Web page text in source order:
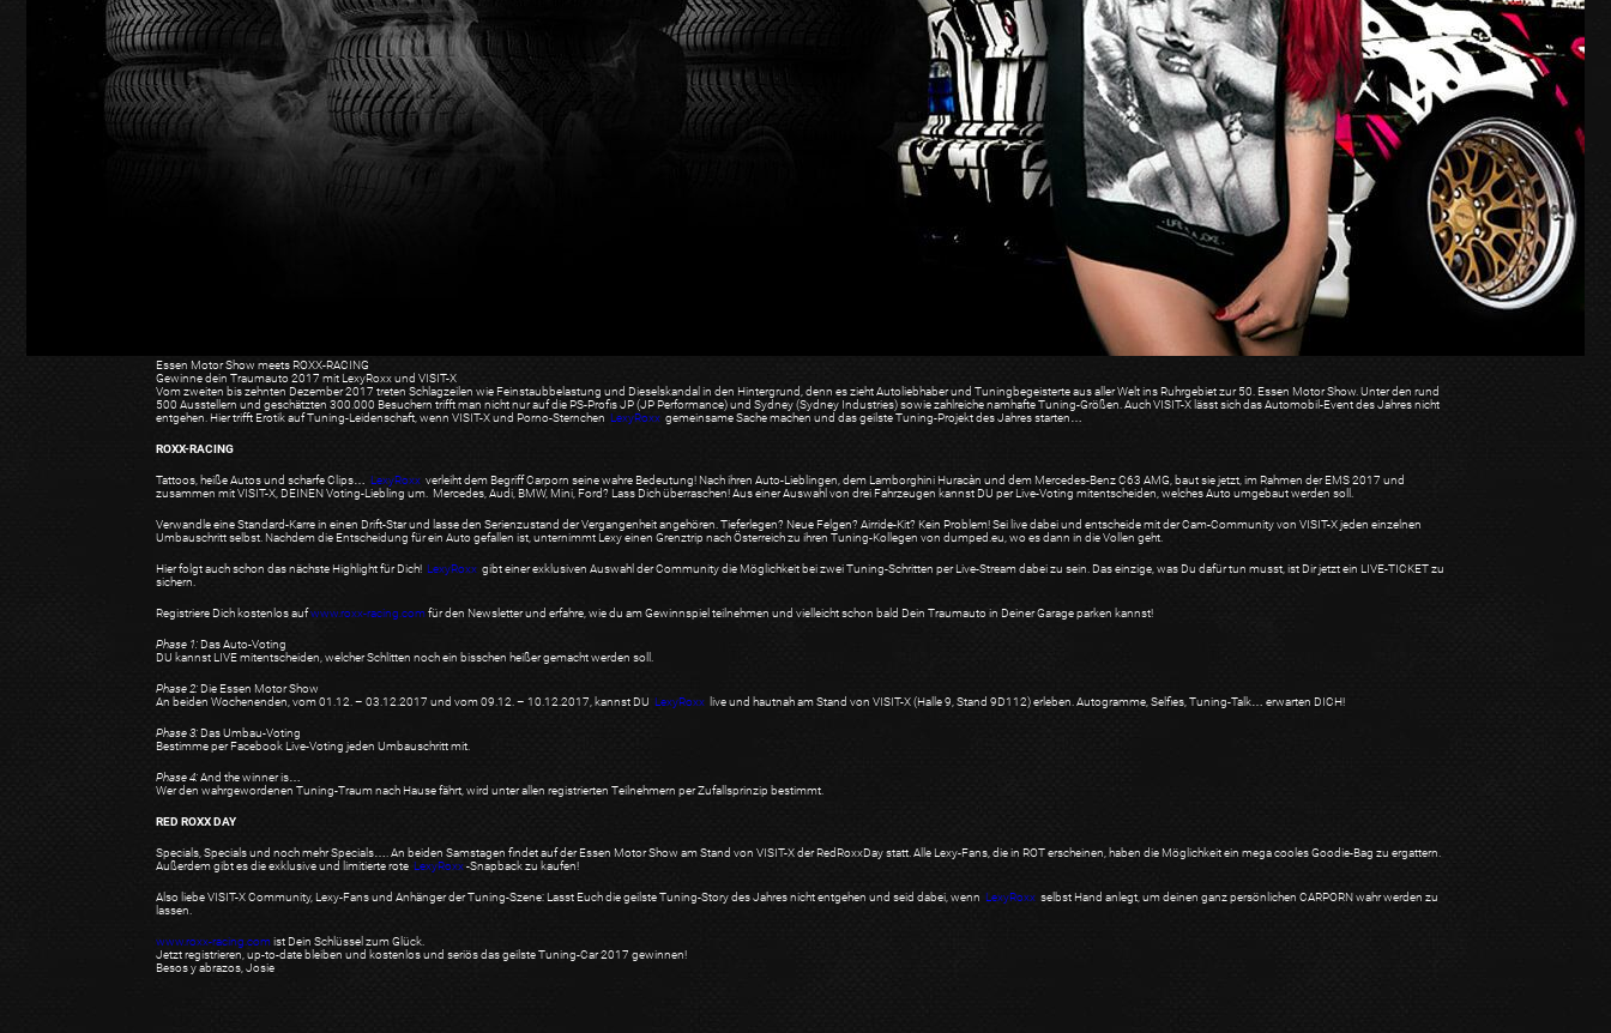
Essen Motor Show meets ROXX-RACING
Gewinne dein Traumauto 2017 mit LexyRoxx und VISIT-X
Vom zweiten bis zehnten Dezember 2017 treten Schlagzeilen wie Feinstaubbelastung und Dieselskandal in den Hintergrund, denn es zieht Autoliebhaber und Tuningbegeisterte aus aller Welt ins Ruhrgebiet zur 50. Essen Motor Show. Unter den rund
500 Ausstellern und geschätzten 300.000 Besuchern trifft man nicht nur auf die PS-Profis JP (JP Performance) und Sydney (Sydney Industries) sowie zahlreiche namhafte Tuning-Größen. Auch VISIT-X lässt sich das Automobil-Event des Jahres nicht
entgehen. Hier trifft Erotik auf Tuning-Leidenschaft, wenn VISIT-X und Porno-Sternchen LexyRoxx gemeinsame Sache machen und das geilste Tuning-Projekt des Jahres starten…
ROXX-RACING
Tattoos, heiße Autos und scharfe Clips… LexyRoxx verleiht dem Begriff Carporn seine wahre Bedeutung! Nach ihren Auto-Lieblingen, dem Lamborghini Huracàn und dem Mercedes-Benz C63 AMG, baut sie jetzt, im Rahmen der EMS 2017 und
zusammen mit VISIT-X, DEINEN Voting-Liebling um. Mercedes, Audi, BMW, Mini, Ford? Lass Dich überraschen! Aus einer Auswahl von drei Fahrzeugen kannst DU per Live-Voting mitentscheiden, welches Auto umgebaut werden soll.
Verwandle eine Standard-Karre in einen Drift-Star und lasse den Serienzustand der Vergangenheit angehören. Tieferlegen? Neue Felgen? Airride-Kit? Kein Problem! Sei live dabei und entscheide mit der Cam-Community von VISIT-X jeden einzelnen
Umbauschritt selbst. Nachdem die Entscheidung für ein Auto gefallen ist, unternimmt Lexy einen Grenztrip nach Österreich zu ihren Tuning-Kollegen von dumped.eu, wo es dann in die Vollen geht.
Hier folgt auch schon das nächste Highlight für Dich! LexyRoxx gibt einer exklusiven Auswahl der Community die Möglichkeit bei zwei Tuning-Schritten per Live-Stream dabei zu sein. Das einzige, was Du dafür tun musst, ist Dir jetzt ein LIVE-TICKET zu
sichern.
Registriere Dich kostenlos aufwww.roxx-racing.comfür den Newsletter und erfahre, wie du am Gewinnspiel teilnehmen und vielleicht schon bald Dein Traumauto in Deiner Garage parken kannst!
Phase 1: Das Auto-Voting
DU kannst LIVE mitentscheiden, welcher Schlitten noch ein bisschen heißer gemacht werden soll.
Phase 2: Die Essen Motor Show
An beiden Wochenenden, vom 01.12. – 03.12.2017 und vom 09.12. – 10.12.2017, kannst DU LexyRoxx live und hautnah am Stand von VISIT-X (Halle 9, Stand 9D112) erleben. Autogramme, Selfies, Tuning-Talk… erwarten DICH!
Phase 3: Das Umbau-Voting
Bestimme per Facebook Live-Voting jeden Umbauschritt mit.
Phase 4:And the winner is…
Wer den wahrgewordenen Tuning-Traum nach Hause fährt, wird unter allen registrierten Teilnehmern per Zufallsprinzip bestimmt.
RED ROXX DAY
Specials, Specials und noch mehr Specials…. An beiden Samstagen findet auf der Essen Motor Show am Stand von VISIT-X der RedRoxxDay statt. Alle Lexy-Fans, die in ROT erscheinen, haben die Möglichkeit ein mega cooles Goodie-Bag zu ergattern.
Außerdem gibt es die exklusive und limitierte rote LexyRoxx-Snapback zu kaufen!
Also liebe VISIT-X Community, Lexy-Fans und Anhänger der Tuning-Szene: Lasst Euch die geilste Tuning-Story des Jahres nicht entgehen und seid dabei, wenn LexyRoxx selbst Hand anlegt, um deinen ganz persönlichen CARPORN wahr werden zu
lassen.
www.roxx-racing.comist Dein Schlüssel zum Glück.
Jetzt registrieren, up-to-date bleiben und kostenlos und seriös das geilste Tuning-Car 2017 gewinnen!
Besos y abrazos,Josie